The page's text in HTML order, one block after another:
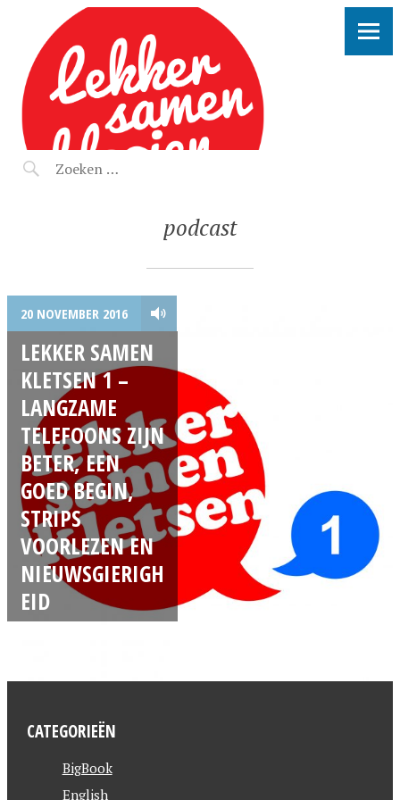
LEKKER SAMEN KLOOIEN
podcast
20 NOVEMBER 2016
LEKKER SAMEN
KLETSEN 1 –
LANGZAME
TELEFOONS ZIJN
BETER, EEN
GOED BEGIN,
STRIPS
VOORLEZEN EN
NIEUWSGIERIGH
EID
CATEGORIEËN
BigBook
English